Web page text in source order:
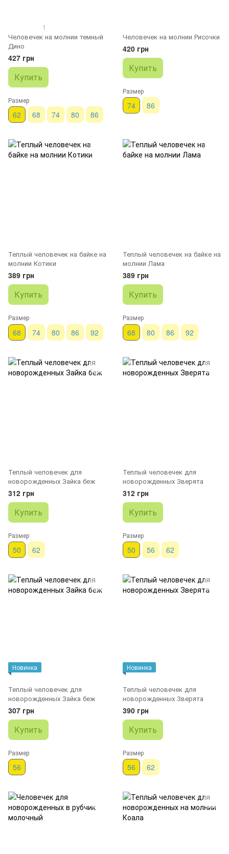
1
Человечек на молнии темный
Дино
427 грн
Купить
Размер
62 68 74 80 86
Человечек на молнии Рисочки
420 грн
Купить
Размер
74 86
Теплый человечек на байке на
молнии Котики
389 грн
Купить
Размер
68 74 80 86 92
Теплый человечек на байке на
молнии Лама
389 грн
Купить
Размер
68 80 86 92
Теплый человечек для
новорожденных Зайка беж
312 грн
Купить
Размер
50 62
Теплый человечек для
новорожденных Зверята
312 грн
Купить
Размер
50 56 62
Новинка
Теплый человечек для
новорожденных Зайка беж
307 грн
Купить
Размер
56
Новинка
Теплый человечек для
новорожденных Зверята
390 грн
Купить
Размер
56 62